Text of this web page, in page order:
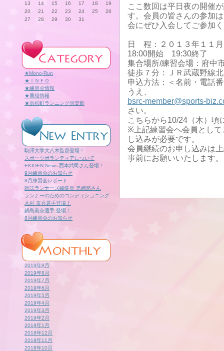
13
14 15 16 17 18
19
20
21 22 23 24 25
26
27
28 29 30 31
★Mono-Run
★ＩＮＦＯ
★練習会情報
★番組情報
★浜松町ランニング倶楽部
駒澤大学大八木監督登場！
スポーツボランティアについて
EKIDEN News 西本武司さん登場！
9月練習会のお知らせ
8月練習会レポート
雑誌ランナーズ編集長 黒崎悠さん
ランナーのためのコンディショニング
木村 友香選手登場！
鍋島莉奈選手 登場！
8月練習会のお知らせ
2019年9月
2019年8月
2019年7月
2019年6月
2019年5月
2019年4月
2019年3月
2019年2月
2019年1月
2018年12月
2018年11月
2018年10月
ここ数回は平日夜の開催
す。会員の皆さんの参加
会にぜひ入会してご参加
日 程：２０１３年１１
18:00開始 19:30終了
集合場所/練習会場：府中
徒歩７分：ＪＲ武蔵野線
申込方法：＜名前・電話
うえ、
bsrc-member@sports-
さい。
こちらから10/24（木）頃
※上記練習会へ会員とし
し込みが必要です。
会員継続のお申し込みは
事前にお願いいたします。